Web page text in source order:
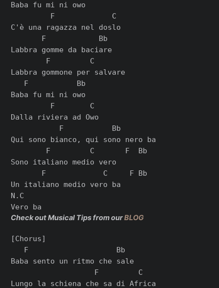
Baba fu mi ni owo
         F             C
C'è una ragazza nel doslo
       F            Bb
Labbra gomme da baciare
        F         C
Labbra gommone per salvare
   F           Bb
Baba fu mi ni owo
         F        C
Dalla riviera ad Owo
           F           Bb
Qui sono bianco, qui sono nero ba
        F         C       F  Bb
Sono italiano medio vero
       F             C     F Bb
Un italiano medio vero ba
N.C
Check out Musical Tips from ourBLOG
[Chorus]
   F                    Bb
Baba sento un ritmo che sale
                   F         C
Lungo la schiena che sa di Africa